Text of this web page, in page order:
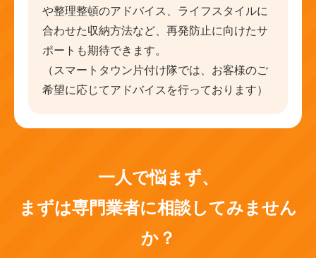
や整理整頓のアドバイス、ライフスタイルに
合わせた収納方法など、再発防止に向けたサ
ポートも期待できます。
（スマートタウン片付け隊では、お客様のご
希望に応じてアドバイスを行っております）
一人で悩まず、
まずは専門業者に相談してみません
か？